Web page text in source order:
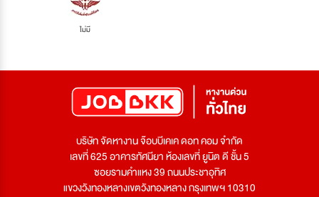
ไม่มี
บริษัท จัดหางาน จ๊อบบีเคเค ดอท คอม จำกัด
เลขที่ 625 อาคารทัศนียา ห้องเลขที่ ยูนิต ดี ชั้น 5
ซอยรามคำแหง 39 ถนนประชาอุทิศ
แขวงวังทองหลางเขตวังทองหลาง กรุงเทพฯ 10310